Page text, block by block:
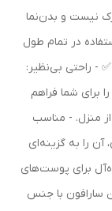
نیست و بدن‌نما
در تمام طول
- راحتی بی‌نظیر:
برای شما فراهم
از منزل. - مناسب
آن را به گزینه‌ای
برای پوست‌های
سارافون با جنس